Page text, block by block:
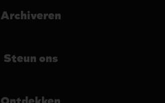
Archiveren
Steun ons